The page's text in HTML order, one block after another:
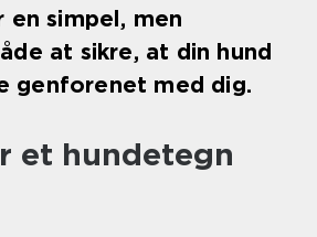
en simpel, men
at sikre, at din hund
genforenet med dig.
et hundetegn